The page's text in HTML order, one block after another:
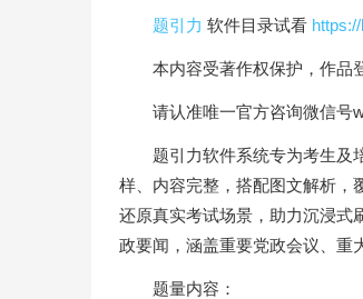
题引力 软件目录试看
本内容受著作权保护，作品
请认准唯一官方咨询微信号
题引力软件系统专为考生及
样、内容完整，搭配图文解析，
还原真实考试场景，助力沉浸式
政要闻，涵盖重要党政会议、重
题量内容：